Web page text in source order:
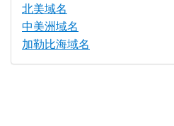
北美域名
中美洲域名
加勒比海域名